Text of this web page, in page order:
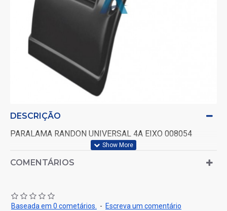
DESCRIÇÃO
PARALAMA RANDON UNIVERSAL 4A EIXO 008054
COMENTÁRIOS
Baseada em 0 cometários. - Escreva um comentário